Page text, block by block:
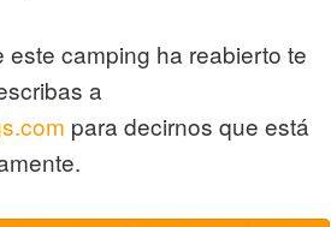
este camping ha reabierto te
a
para decirnos que está